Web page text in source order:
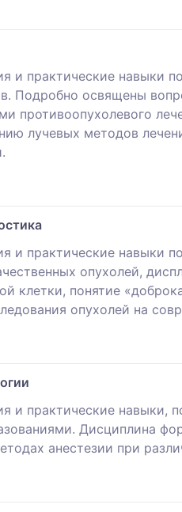
и практические навыки
Подробно освящены
противоопухолевого
лучевых методов
и практические навыки
опухолей,
клетки, понятие
опухолей на
и практические навыки,
Дисциплина
анестезии при